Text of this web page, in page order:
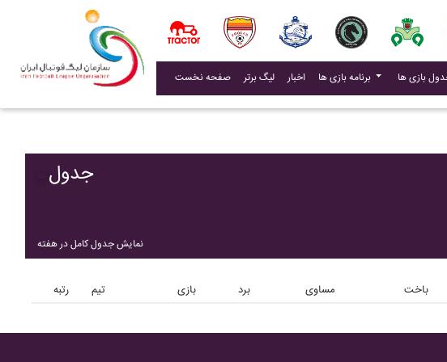
صفحه نخست لیگ برتر اخبار(current) برنامه بازی ها
جدول
نمایش جدول کامل در هفته
رتبه تیم بازی برد مساوی باخت